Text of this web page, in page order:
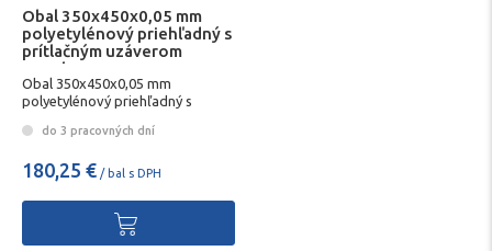
Obal 350x450x0,05 mm
polyetylénový priehľadný s
prítlačným uzáverom
1000ks
Obal 350x450x0,05 mm
polyetylénový priehľadný s
do 3 pracovných dní
180,25 € / bal s DPH